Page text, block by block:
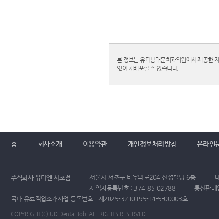
본 정보는 유디남대문치과의원에서 제공한
없이 재배포할 수 없습니다.
홈 회사소개 이용약관 개인정보처리방침 온라인
주식회사 유디엔 서초점 서울시 서초구 바우뫼로204 신성빌딩 6층
사업자등록번호 : 374-85-02788
통신판
국내 유료직업소개사업 등록번호 : 제2025-3210195-14-5-00003호
COPYRIGHT(C) UD Dental Job. ALL RIGHTS RESERVED.